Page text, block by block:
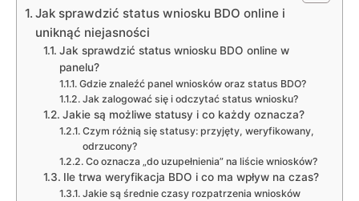
Jak sprawdzić status wniosku BDO online i
uniknąć niejasności
Jak sprawdzić status wniosku BDO online w
panelu?
Gdzie znaleźć panel wniosków oraz status BDO?
Jak zalogować się i odczytać status wniosku?
Jakie są możliwe statusy i co każdy oznacza?
Czym różnią się statusy: przyjęty, weryfikowany,
odrzucony?
Co oznacza „do uzupełnienia” na liście wniosków?
Ile trwa weryfikacja BDO i co ma wpływ na czas?
Jakie są średnie czasy rozpatrzenia wniosków